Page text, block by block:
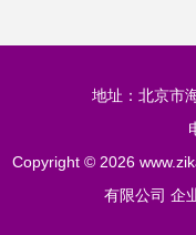
地址：北京市
Copyright © 2026
有限公司 企